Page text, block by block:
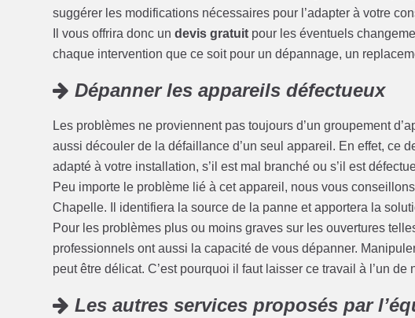
suggérer les modifications nécessaires pour l’adapter à votre
Il vous offrira donc undevis gratuit pour les éventuels
chaque intervention que ce soit pour un dépannage, un
Dépanner les appareils défectueux
Les problèmes ne proviennent pas toujours d’un groupement
aussi découler de la défaillance d’un seul appareil. En effet, ce
adapté à votre installation, s’il est mal branché ou s’il est
Peu importe le problème lié à cet appareil, nous vous
Chapelle. Il identifiera la source de la panne et apportera la
Pour les problèmes plus ou moins graves sur les ouvertures
professionnels ont aussi la capacité de vous dépanner.
peut être délicat. C’est pourquoi il faut laisser ce travail à l’un de
Les autres services proposés par